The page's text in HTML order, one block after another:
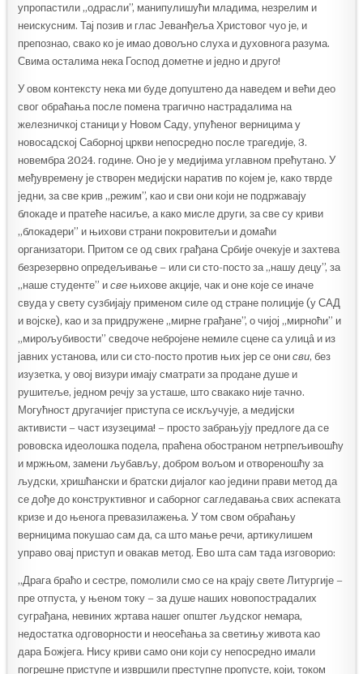
упропастили „одрасли”, манипулишући младима, незрелим и
неискусним. Тај позив и глас Јеванђеља Христовог чуо је, и
препознао, свако ко је имао довољно слуха и духовнога разума.
Свима осталима нека Господ дометне и једно и друго!
У овом контексту нека ми буде допуштено да наведем и већи део
свог обраћања после помена трагично настрадалима на
железничкој станици у Новом Саду, упућеног верницима у
новосадској Саборној цркви непосредно после трагедије, 3.
новембра 2024. године. Оно је у медијима углавном прећутано. У
међувремену је створен медијски наратив по којем је, како тврде
једни, за све крив „режим”, као и сви они који не подржавају
блокаде и пратеће насиље, а како мисле други, за све су криви
„блокадери” и њихови страни покровитељи и домаћи
организатори. Притом се од свих грађана Србије очекује и захтева
безрезервно опредељивање – или си сто-посто за „нашу децу”, за
„наше студенте” исве њихове акције, чак и оне које се иначе
свуда у свету сузбијају применом силе од стране полиције (у САД
и војске), као и за придружене „мирне грађане”, о чијој „мирноћи” и
„мирољубивости” сведоче небројене немиле сцене са улицâ и из
јавних установа, или си сто-посто против њих јер се онисви, без
изузетка, у овој визури имају сматрати за продане душе и
рушитеље, једном речју за усташе, што свакако није тачнo.
Могућност другачијег приступа се искључује, а медијски
активисти – част изузецима! – просто забрањују предлоге да се
рововска идеолошка подела, праћена обостраном нетрпељивошћу
и мржњом, замени љубављу, добром вољом и отвореношћу за
људски, хришћански и братски дијалог као једини прави метод да
се дође до конструктивног и саборног сагледавања свих аспеката
кризе и до њенога превазилажења. У том свом обраћању
верницима покушао сам да, са што мање речи, артикулишем
управо овај приступ и овакав метод. Ево шта сам тада изговорио:
„Драга браћо и сестре, помолили смо се на крају свете Литургије –
пре отпуста, у њеном току – за душе наших новопострадалих
суграђана, невиних жртава нашег општег људског немара,
недостатка одговорности и неосећања за светињу живота као
дара Божјега. Нису криви само они који су непосредно имали
погрешне приступе и извршили преступне пропусте, који, током